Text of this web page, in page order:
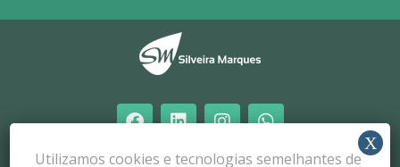
Utilizamos cookies e tecnologias semelhantes de